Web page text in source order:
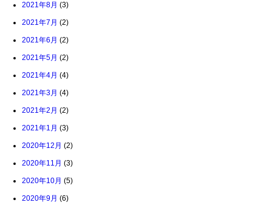
2021年8月 (3)
2021年7月 (2)
2021年6月 (2)
2021年5月 (2)
2021年4月 (4)
2021年3月 (4)
2021年2月 (2)
2021年1月 (3)
2020年12月 (2)
2020年11月 (3)
2020年10月 (5)
2020年9月 (6)